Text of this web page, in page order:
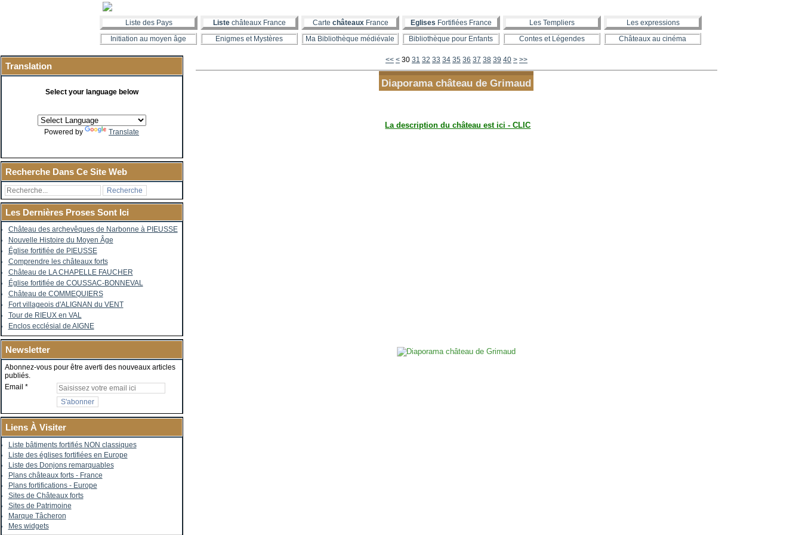
Liste des Pays Liste châteaux France Carte châteauxFrance Eglises Fortifiées France Les Templiers
Les expressions
Initiation au moyen âge
Enigmes et Mystères Ma Bibliothèque médiévale Bibliothèque pour Enfants Contes et Légendes Châteaux au cinéma
Translation
Select your language below
Powered by Translate
Recherche Dans Ce Site Web
Les Dernières Proses Sont Ici
Château des archevêques de Narbonne à PIEUSSE
Nouvelle Histoire du Moyen Âge
Église fortifiée de PIEUSSE
Comprendre les châteaux forts
Château de LA CHAPELLE FAUCHER
Église fortifiée de COUSSAC-BONNEVAL
Château de COMMEQUIERS
Fort villageois d'ALIGNAN du VENT
Tour de RIEUX en VAL
Enclos ecclésial de AIGNE
Newsletter
Abonnez-vous pour être averti des nouveaux articles
publiés.
Email
Liens À Visiter
Liste bâtiments fortifiés NON classiques
Liste des églises fortifiées en Europe
Liste des Donjons remarquables
Plans châteaux forts - France
Plans fortifications - Europe
Sites de Châteaux forts
Sites de Patrimoine
Marque Tâcheron
Mes widgets
<< < 10
20
30 31 32 33 34 35 36 37 38 39 40 50
60
70
80
90
100
200
300
400
500
600
700
800
900
1000
> >>
Diaporama château de Grimaud
La description du château est ici - CLIC